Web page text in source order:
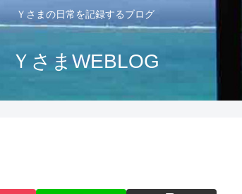
Ｙさまの日常を記録するブログ
ＹさまWEBLOG